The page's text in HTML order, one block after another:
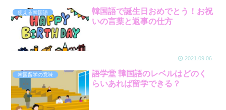
使える韓国語
韓国語で誕生日おめでとう！お祝
いの言葉と返事の仕方
2021.09.06
韓国留学の意味
語学堂 韓国語のレベルはどのく
らいあれば留学できる？